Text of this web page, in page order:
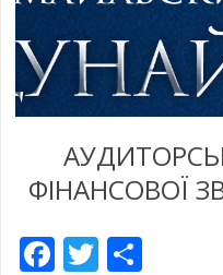
ФІНАНСОВОЇ
Facebook
Twitter